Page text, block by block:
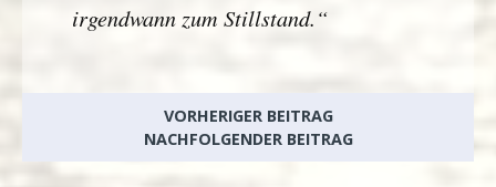
irgendwann zum Stillstand.“
VORHERIGER BEITRAG
NACHFOLGENDER BEITRAG